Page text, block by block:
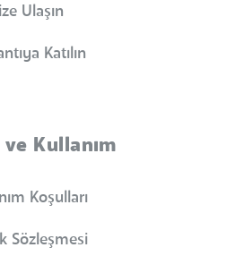
Ulaşın
Katılın
Kullanım
Koşulları
Sözleşmesi